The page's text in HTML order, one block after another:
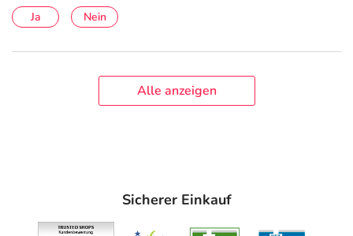
Ja
Nein
Alle anzeigen
Sicherer Einkauf